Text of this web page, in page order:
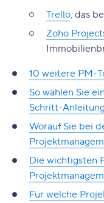
Trello, das
Zoho
10 weitere PM-
So wählen Sie
Schritt-Anleitung
Worauf Sie bei
Die wichtigsten
Für welche